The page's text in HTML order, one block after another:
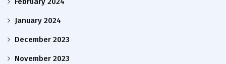
January 2024
December 2023
November 2023